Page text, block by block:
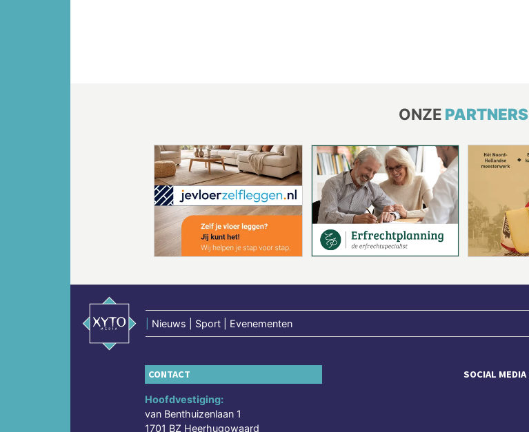
ONZE PARTNERS
Nieuws | Sport | Evenementen
CONTACT
Hoofdvestiging:
van Benthuizenlaan 1
1701 BZ Heerhugowaard
SOCIAL MEDIA